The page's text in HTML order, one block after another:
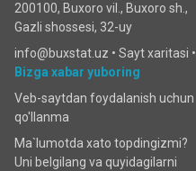
200100, Buxoro vil., Buxoro sh.,
Gazli shossesi, 32-uy
info@buxstat.uz • Sayt xaritasi •
Bizga xabar yuboring
Veb-saytdan foydalanish uchun
qo'llanma
Ma`lumotda xato topdingizmi?
Uni belgilang va quyidagilarni